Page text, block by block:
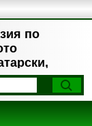
по